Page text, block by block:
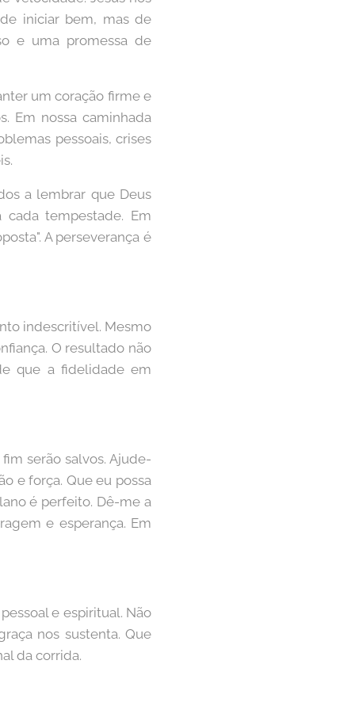
iniciar bem, mas de
e uma promessa de
um coração firme e
Em nossa caminhada
pessoais, crises
a lembrar que Deus
tempestade. Em
A perseverança é
indescritível. Mesmo
O resultado não
que a fidelidade em
serão salvos. Ajude-
e força. Que eu possa
é perfeito. Dê-me a
e esperança. Em
e espiritual. Não
nos sustenta. Que
da corrida.